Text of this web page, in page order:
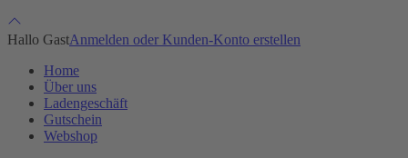
Hallo GastAnmelden oder Kunden-Konto erstellen
Home
Über uns
Ladengeschäft
Gutschein
Webshop